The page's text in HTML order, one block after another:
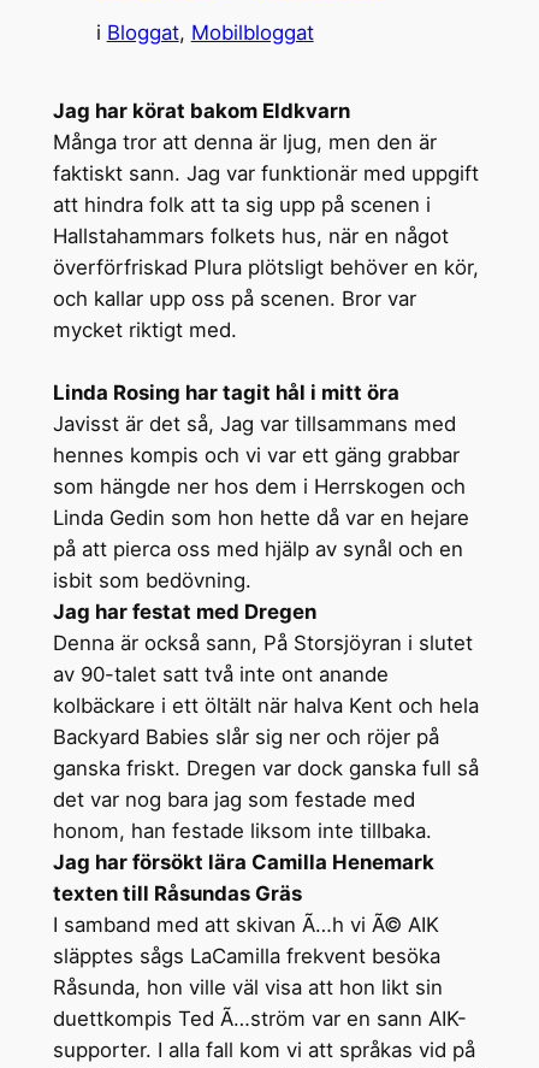
i Bloggat, Mobilbloggat
Jag har körat bakom Eldkvarn
Många tror att denna är ljug, men den är
faktiskt sann. Jag var funktionär med uppgift
att hindra folk att ta sig upp på scenen i
Hallstahammars folkets hus, när en något
överförfriskad Plura plötsligt behöver en kör,
och kallar upp oss på scenen. Bror var
mycket riktigt med.
Linda Rosing har tagit hål i mitt öra
Javisst är det så, Jag var tillsammans med
hennes kompis och vi var ett gäng grabbar
som hängde ner hos dem i Herrskogen och
Linda Gedin som hon hette då var en hejare
på att pierca oss med hjälp av synål och en
isbit som bedövning.
Jag har festat med Dregen
Denna är också sann, På Storsjöyran i slutet
av 90-talet satt två inte ont anande
kolbäckare i ett öltält när halva Kent och hela
Backyard Babies slår sig ner och röjer på
ganska friskt. Dregen var dock ganska full så
det var nog bara jag som festade med
honom, han festade liksom inte tillbaka.
Jag har försökt lära Camilla Henemark
texten till Råsundas Gräs
I samband med att skivan Ã…h vi Ã© AIK
släpptes sågs LaCamilla frekvent besöka
Råsunda, hon ville väl visa att hon likt sin
duettkompis Ted Ã…ström var en sann AIK-
supporter. I alla fall kom vi att språkas vid på